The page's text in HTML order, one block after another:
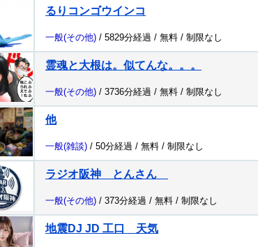
るりコンゴウインコ
一般(その他) / 5829分経過 / 無料 / 制限なし
霊魂と大根は。似てんな。。。
一般(その他) / 3736分経過 / 無料 / 制限なし
他
一般(雑談) / 50分経過 / 無料 / 制限なし
ラジオ阪神 とんさん
一般(その他) / 373分経過 / 無料 / 制限なし
地震DJ JD 工口 天気